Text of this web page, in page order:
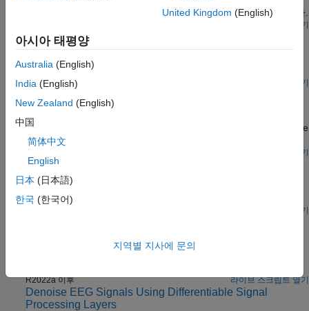
딥러닝과 신호 처리를 사용하여 심박 심전도 데이터를 분류합니다.
라이브 스크립트 열기
Graph Signal Processing and Brain Signal Analysis
R2024a 이후 라이브 스크립트 열기
deepSignalAnomalyDetector
Use autoencoders to detect abnormal points or segments in time
series data.
라이브 스크립트 열기
딥러닝을 사용한 파형 분할
시간-주파수 분석과 딥러닝을 사용하여 사람의 심전도 신호를
분할합니다.
라이브 스크립트 열기
R2022a 이후 라이브 스크립트 열기
Denoise EEG Signals Using Differentiable Signal
Processing Layers
United Kingdom (English)
아시아 태평양
Australia (English)
India (English)
New Zealand (English)
中国
简体中文
English
日本 (日本語)
한국 (한국어)
지역별 지사에 문의